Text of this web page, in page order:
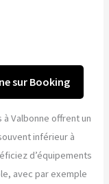
sur Booking
Valbonne offrent un
inférieur à
d’équipements
avec par exemple